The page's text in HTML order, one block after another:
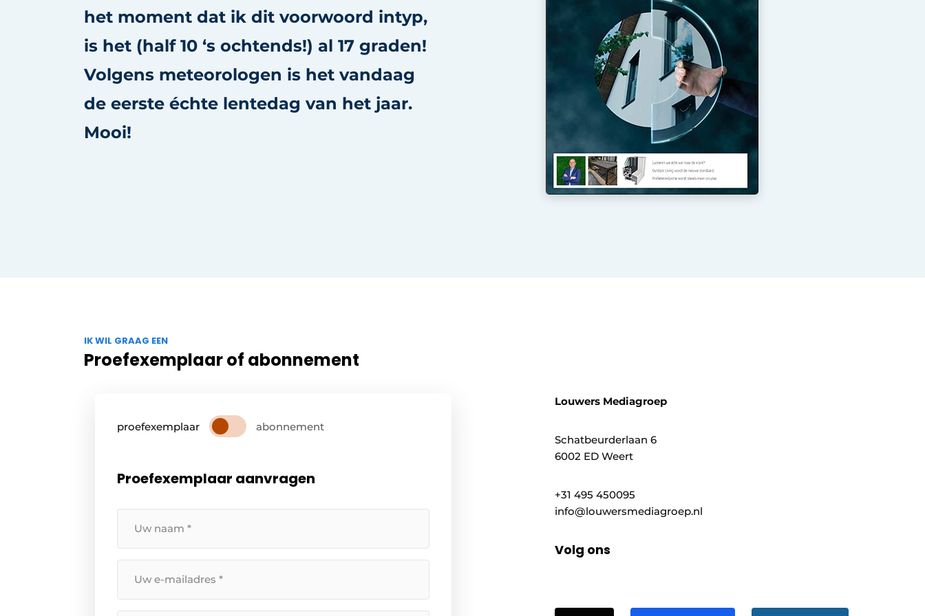
Vacature aanmelden
Vacatures
Werben
het moment dat ik dit voorwoord intyp,
is het (half 10 ‘s ochtends!) al 17 graden!
Volgens meteorologen is het vandaag
de eerste échte lentedag van het jaar.
Mooi!
IK WIL GRAAG EEN
Proefexemplaar of abonnement
proefexemplaar abonnement
Proefexemplaar aanvragen
naam
mailadres*
Louwers Mediagroep
Schatbeurderlaan 6
6002 ED Weert
+31 495 450095
info@louwersmediagroep.nl
Volg ons